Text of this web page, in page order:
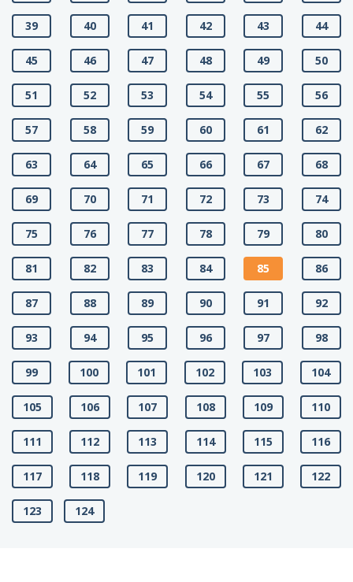
39 40 41 42 43 44
45 46 47 48 49 50
51 52 53 54 55 56
57 58 59 60 61 62
63 64 65 66 67 68
69 70 71 72 73 74
75 76 77 78 79 80
81 82 83 84 85 86
87 88 89 90 91 92
93 94 95 96 97 98
99 100 101 102 103 104
105 106 107 108 109 110
111 112 113 114 115 116
117 118 119 120 121 122
123 124